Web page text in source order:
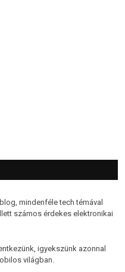
mindenféle tech témával
számos érdekes elektronikai
igyekszünk azonnal
világban.